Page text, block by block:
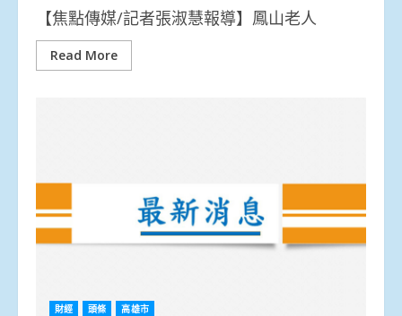
【焦點傳媒/記者張淑慧報導】鳳山老人
Read More
財經 頭條 高雄市